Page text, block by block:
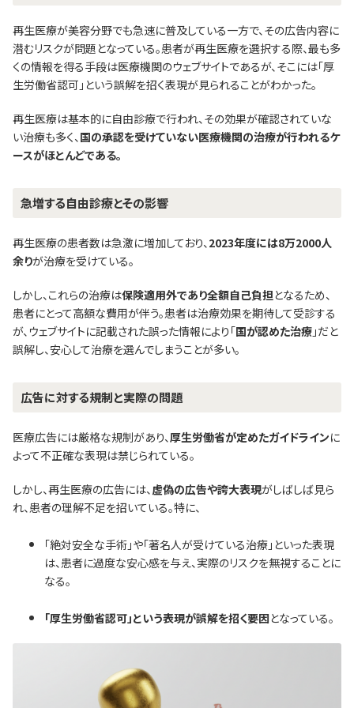
再生医療が美容分野でも急速に普及している一方で、その広告内容に
潜むリスクが問題となっている。患者が再生医療を選択する際、最も多
くの情報を得る手段は医療機関のウェブサイトであるが、そこには「厚
生労働省認可」という誤解を招く表現が見られることがわかった。
再生医療は基本的に自由診療で行われ、その効果が確認されていな
い治療も多く、国の承認を受けていない医療機関の治療が行われるケ
ースがほとんどである。
急増する自由診療とその影響
再生医療の患者数は急激に増加しており、2023年度には8万2000人
余りが治療を受けている。
しかし、これらの治療は保険適用外であり全額自己負担となるため、
患者にとって高額な費用が伴う。患者は治療効果を期待して受診する
が、ウェブサイトに記載された誤った情報により「国が認めた治療 」だと
誤解し、安心して治療を選んでしまうことが多い。
広告に対する規制と実際の問題
医療広告には厳格な規制があり、厚生労働省が定めたガイドラインに
よって不正確な表現は禁じられている。
しかし、再生医療の広告には、虚偽の広告や誇大表現がしばしば見ら
れ、患者の理解不足を招いている。特に、
「絶対安全な手術」や「著名人が受けている治療」といった表現
は、患者に過度な安心感を与え、実際のリスクを無視することに
なる。
「厚生労働省認可」という表現が誤解を招く要因となっている。